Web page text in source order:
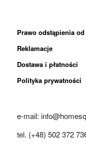
Prawo odstąpienia
Reklamacje
Dostawa i płatności
Polityka prywatności
e-mail:
tel. (+48) 502 372